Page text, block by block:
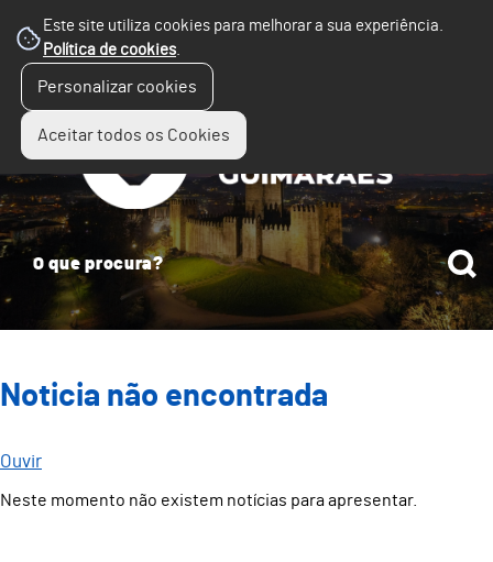
Este site utiliza cookies para melhorar a sua experiência.
Política de cookies.
Personalizar cookies
Aceitar todos os Cookies
Noticia não encontrada
Ouvir
Neste momento não existem notícias para apresentar.